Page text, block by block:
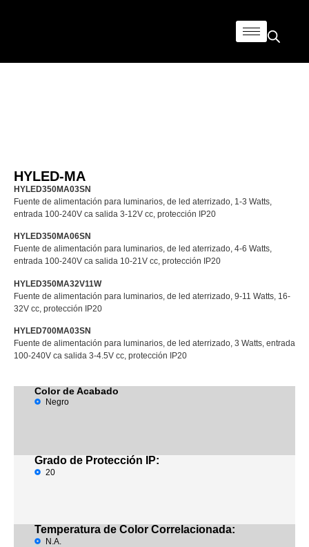
HYLED-MA
HYLED350MA03SN
Fuente de alimentación para luminarios, de led aterrizado, 1-3 Watts,
entrada 100-240V ca salida 3-12V cc, protección IP20
HYLED350MA06SN
Fuente de alimentación para luminarios, de led aterrizado, 4-6 Watts,
entrada 100-240V ca salida 10-21V cc, protección IP20
HYLED350MA32V11W
Fuente de alimentación para luminarios, de led aterrizado, 9-11 Watts, 16-
32V cc, protección IP20
HYLED700MA03SN
Fuente de alimentación para luminarios, de led aterrizado, 3 Watts, entrada
100-240V ca salida 3-4.5V cc, protección IP20
Color de Acabado
Negro
Grado de Protección IP:
20
Temperatura de Color Correlacionada:
N.A.